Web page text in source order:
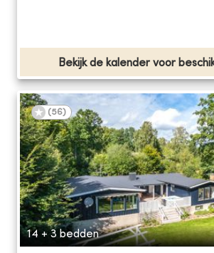
Bekijk de kalender voor
(56)
14 + 3 bedden